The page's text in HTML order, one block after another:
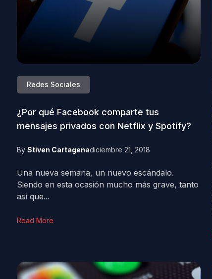
Redes Sociales
¿Por qué Facebook comparte tus
mensajes privados con Netflix y Spotify?
By Stiven Cartagenadiciembre 21, 2018
Una nueva semana, un nuevo escándalo.
Siendo en esta ocasión mucho más grave, tanto
así que...
Read More